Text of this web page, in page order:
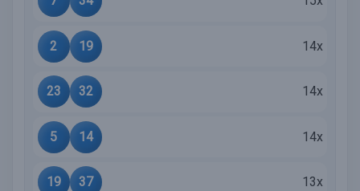
2 19 14x
23 32 14x
5 14 14x
19 37 13x